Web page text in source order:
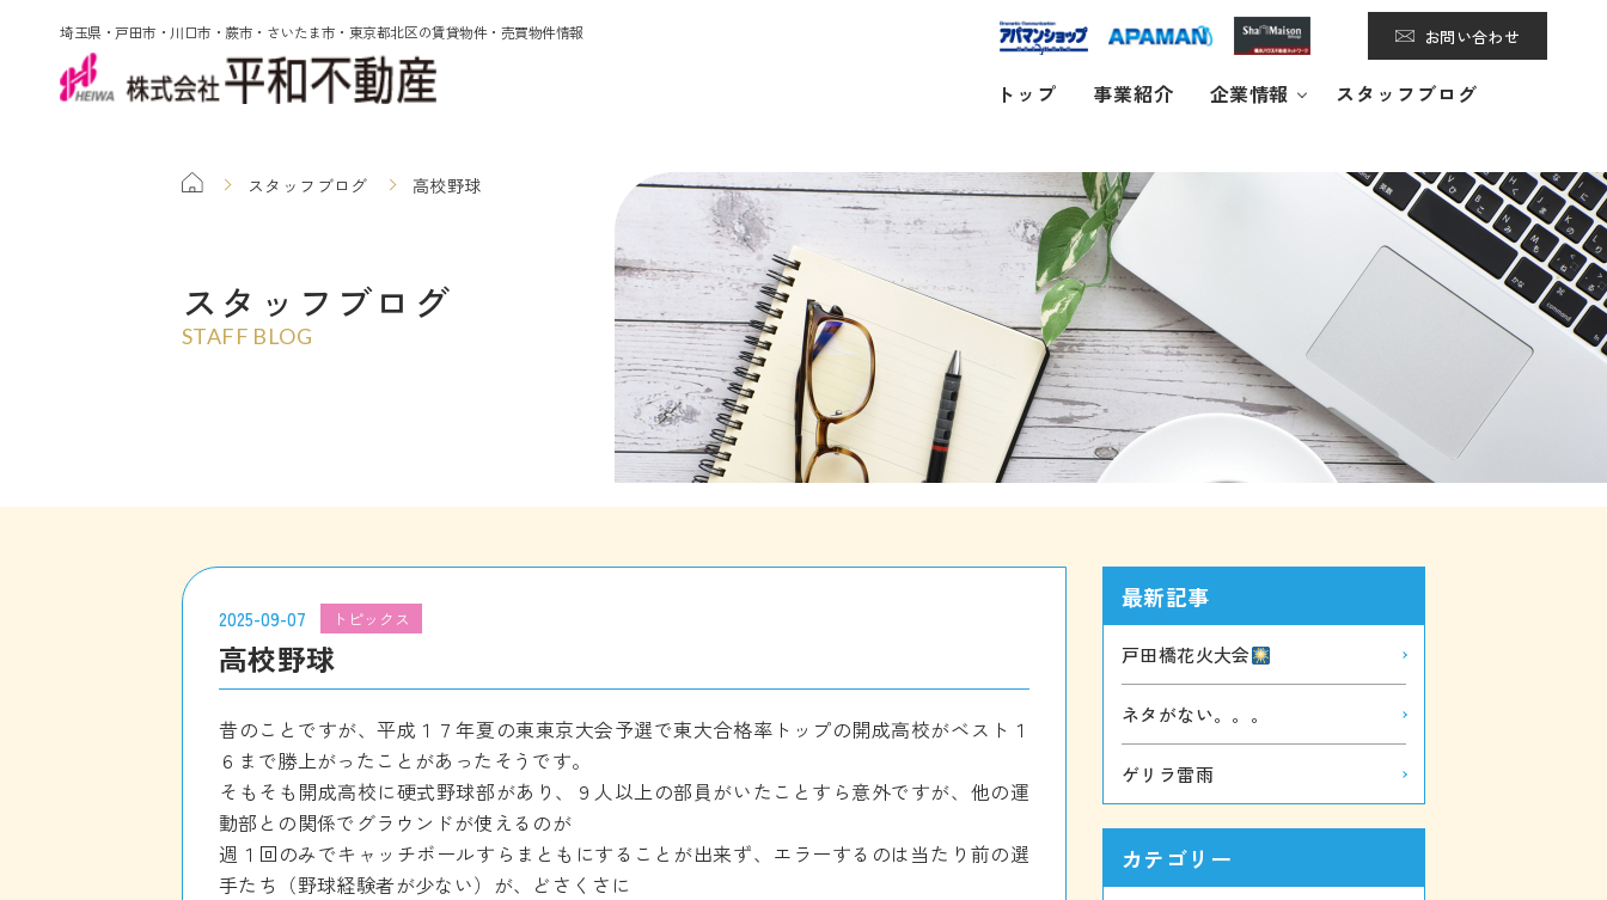
埼玉県・戸田市・川口市・蕨市・さいたま市・東京都北区の賃貸物件・売買物件情報 お問い合わせ
トップ 事業紹介 企業情報 スタッフブログ
スタッフブログ 高校野球
スタッフブログ
STAFF BLOG
2025-09-07 トピックス
高校野球
昔のことですが、平成１７年夏の東東京大会予選で東大合格率トップの開成高校がベスト１
６まで勝上がったことがあったそうです。
そもそも開成高校に硬式野球部があり、９人以上の部員がいたことすら意外ですが、他の運
動部との関係でグラウンドが使えるのが
週１回のみでキャッチボールすらまともにすることが出来ず、エラーするのは当たり前の選
手たち（野球経験者が少ない）が、どさくさに
最新記事
戸田橋花火大会
ネタがない。。。
ゲリラ雷雨
カテゴリー